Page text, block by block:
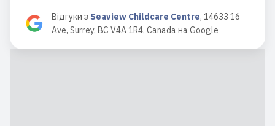
Відгуки з Seaview Childcare Centre, 14633 16
Ave, Surrey, BC V4A 1R4, Canada на Google